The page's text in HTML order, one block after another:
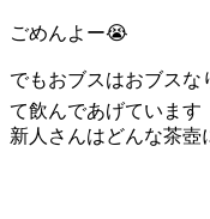
ごめんよー😭
でもおブスはおブス
て飲んであげています
新人さんはどんな茶壺